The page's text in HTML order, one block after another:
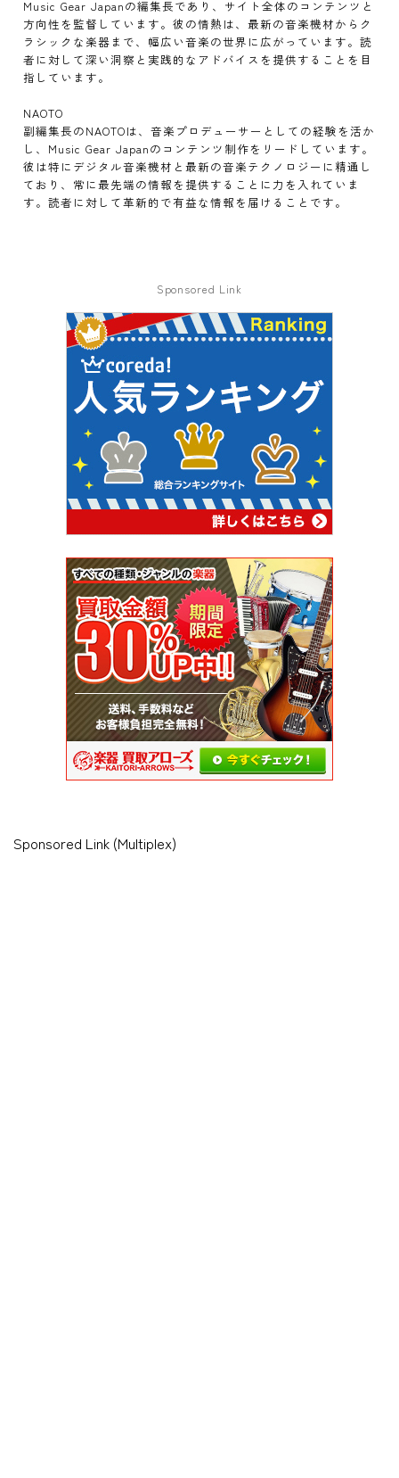
Music Gear Japanの編集長であり、サイト全体のコンテンツと
方向性を監督しています。彼の情熱は、最新の音楽機材からク
ラシックな楽器まで、幅広い音楽の世界に広がっています。読
者に対して深い洞察と実践的なアドバイスを提供することを目
指しています。
NAOTO
副編集長のNAOTOは、音楽プロデューサーとしての経験を活か
し、Music Gear Japanのコンテンツ制作をリードしています。
彼は特にデジタル音楽機材と最新の音楽テクノロジーに精通し
ており、常に最先端の情報を提供することに力を入れていま
す。読者に対して革新的で有益な情報を届けることです。
Sponsored Link
Sponsored Link (Multiplex)